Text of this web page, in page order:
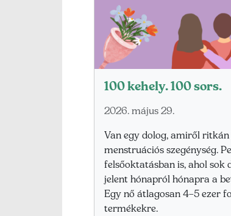
100 kehely. 100 sors.
2026. május 29.
Van egy dolog, amiről
menstruációs szegénység.
felsőoktatásban is, ahol
jelent hónapról hónapra a
Egy nő átlagosan 4–5 ezer
termékekre.